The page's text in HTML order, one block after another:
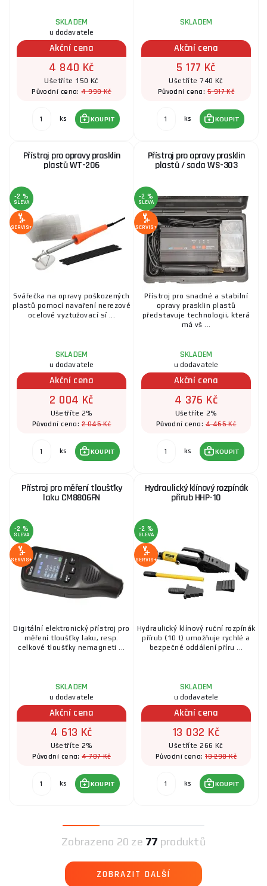
SKLADEM
u dodavatele
Akční cena
4 840 Kč
Ušetříte 150 Kč
Původní cena:4 990 Kč
ks KOUPIT
SKLADEM
Akční cena
5 177 Kč
Ušetříte 740 Kč
Původní cena:5 917 Kč
ks KOUPIT
Přístroj pro opravy prasklin
plastů WT-206
-2 %
SLEVA
SERVIS+
Svářečka na opravy poškozených
plastů pomocí navaření nerezové
ocelové vyztužovací sí ...
SKLADEM
u dodavatele
Akční cena
2 004 Kč
Ušetříte 2%
Původní cena:2 045 Kč
ks KOUPIT
Přístroj pro opravy prasklin
plastů / sada WS-303
-2 %
SLEVA
SERVIS+
Přístroj pro snadné a stabilní
opravy prasklin plastů
představuje technologii, která
má vš ...
SKLADEM
u dodavatele
Akční cena
4 376 Kč
Ušetříte 2%
Původní cena:4 465 Kč
ks KOUPIT
Přístroj pro měření tloušťky
laku CM8806FN
-2 %
SLEVA
SERVIS+
Digitální elektronický přístroj pro
měření tloušťky laku, resp.
celkové tloušťky nemagneti ...
SKLADEM
u dodavatele
Akční cena
4 613 Kč
Ušetříte 2%
Původní cena:4 707 Kč
ks KOUPIT
Hydraulický klínový rozpínák
přírub HHP-10
-2 %
SLEVA
SERVIS+
Hydraulický klínový ruční rozpínák
přírub (10 t) umožňuje rychlé a
bezpečné oddálení příru ...
SKLADEM
u dodavatele
Akční cena
13 032 Kč
Ušetříte 266 Kč
Původní cena:13 298 Kč
ks KOUPIT
Zobrazeno 20 ze 77 produktů
ZOBRAZIT DALŠÍ